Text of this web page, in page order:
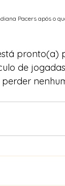
Pacers após o
de